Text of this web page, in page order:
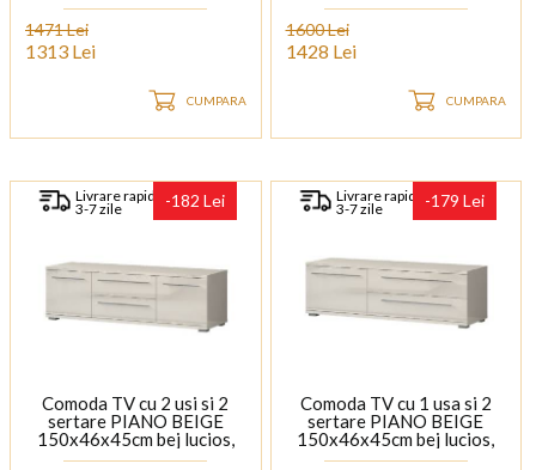
manere si picioare crom
1471 Lei
1313 Lei
CUMPARA
manere si picioare crom
1600 Lei
1428 Lei
CUMPARA
Livrare rapida
3-7 zile -182 Lei
Comoda TV cu 2 usi si 2
sertare PIANO BEIGE
150x46x45cm bej lucios,
manere si picioare crom
Livrare rapida
3-7 zile -179 Lei
Comoda TV cu 1 usa si 2
sertare PIANO BEIGE
150x46x45cm bej lucios,
manere si picioare crom